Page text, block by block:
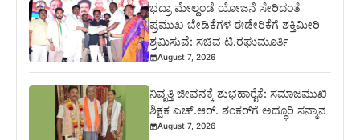
ಭದ್ರಾ ಮೇಲ್ದಂಡೆ ಯೋಜನೆ ಸೇರಿದಂತೆ
ಪ್ರಮುಖ ಬೇಡಿಕೆಗಳ ಈಡೇರಿಕೆಗೆ ಶಕ್ತಿಮೀರಿ
ಶ್ರಮಿಸುವೆ: ಸಚಿವ ಟಿ.ರಘುಮೂರ್ತಿ
August 7, 2026
ನಿವೃತ್ತಿ ಜೀವನಕ್ಕೆ ಶುಭಹಾರೈಕೆ: ಸಮಾಜಮುಖಿ
ಶಿಕ್ಷಕ ಎಚ್.ಆರ್. ಶಂಕರ್‌ಗೆ ಅದ್ಧೂರಿ ಸನ್ಮಾನ
August 7, 2026